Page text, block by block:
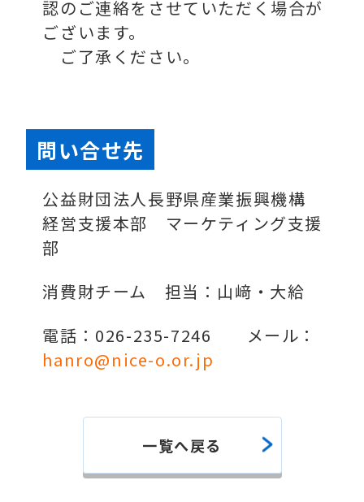
認のご連絡をさせていただく場合が
ございます。
ご了承ください。
問い合せ先
公益財団法人長野県産業振興機構
経営支援本部 マーケティング支援
部
消費財チーム 担当：山﨑・大給
電話：026-235-7246 メール：
hanro@nice-o.or.jp
一覧へ戻る